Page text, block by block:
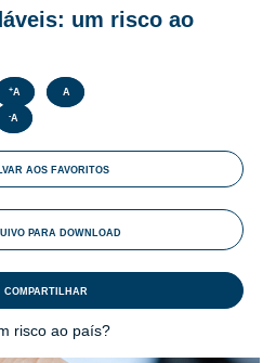
um risco ao
+A A
-A
AOS FAVORITOS
PARA DOWNLOAD
COMPARTILHAR
risco ao país?